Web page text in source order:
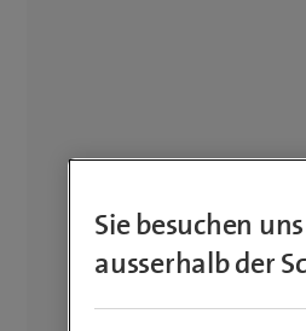
Sie besuchen
ausserhalb der